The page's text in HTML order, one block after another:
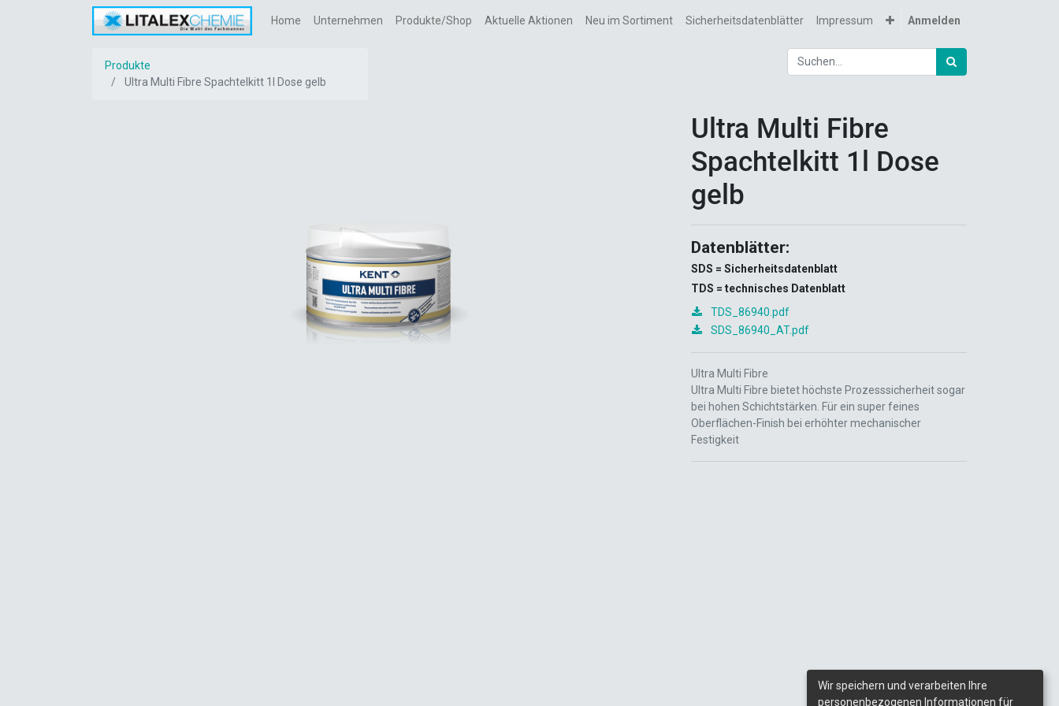
Home Unternehmen Produkte/Shop Aktuelle Aktionen Neu im Sortiment Sicherheitsdatenblätter Impressum Anmelden
Produkte
Ultra Multi Fibre Spachtelkitt 1l Dose gelb
Ultra Multi Fibre
Spachtelkitt 1l Dose
gelb
Datenblätter:
SDS = Sicherheitsdatenblatt
TDS = technisches Datenblatt
TDS_86940.pdf
SDS_86940_AT.pdf
Ultra Multi Fibre
Ultra Multi Fibre bietet höchste Prozesssicherheit sogar
bei hohen Schichtstärken. Für ein super feines
Oberflächen-Finish bei erhöhter mechanischer
Festigkeit
Wir speichern und verarbeiten Ihre
personenbezogenen Informationen für